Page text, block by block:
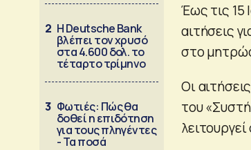
2 Η Deutsche Bank
βλέπει τον χρυσό
στα 4.600 δολ. το
τέταρτο τρίμηνο
3 Φωτιές: Πώς θα
δοθεί η επιδότηση
για τους πληγέντες
- Τα ποσά
Έως τις 15
αιτήσεις
στο
Οι
του